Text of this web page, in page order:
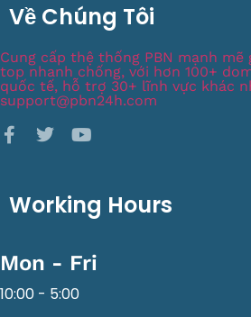
Về Chúng Tôi
Cung cấp thệ thống PBN mạnh mẽ
top nhanh chống, với hơn 100+
quốc tế, hỗ trợ 30+ lĩnh vực khác
support@pbn24h.com
Working Hours
Mon - Fri
10:00 - 5:00